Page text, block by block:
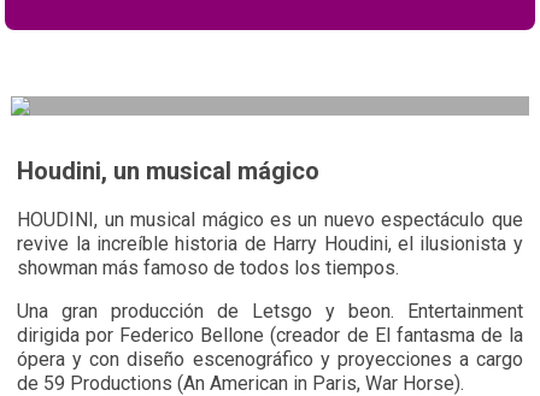
Houdini, un musical mágico
HOUDINI, un musical mágico es un nuevo espectáculo que
revive la increíble historia de Harry Houdini, el ilusionista y
showman más famoso de todos los tiempos.
Una gran producción de Letsgo y beon. Entertainment
dirigida por Federico Bellone (creador de El fantasma de la
ópera y con diseño escenográfico y proyecciones a cargo
de 59 Productions (An American in Paris, War Horse).